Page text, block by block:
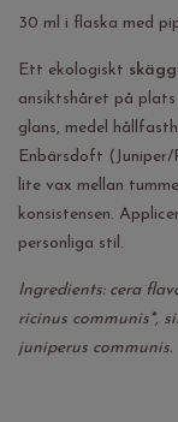
30 ml i flaska med
Ett ekologiskt
ansiktshåret på
glans, medel
Enbärsdoft (Juniper/
lite vax mellan
konsistensen.
personliga stil.
Ingredients: cera
ricinus communis*,
juniperus communis.